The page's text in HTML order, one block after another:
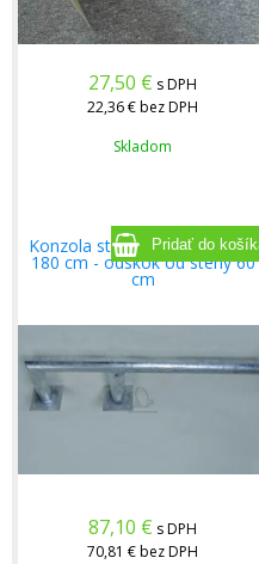
27,50 € s DPH
22,36 €bez DPH
Skladom
Konzola stenová PROFI dĺžka
180 cm - odskok od steny 60
cm
87,10 € s DPH
70,81 €bez DPH